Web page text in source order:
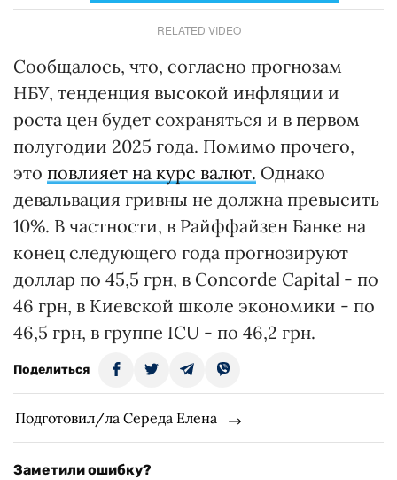
RELATED VIDEO
Сообщалось, что, согласно прогнозам
НБУ, тенденция высокой инфляции и
роста цен будет сохраняться и в первом
полугодии 2025 года. Помимо прочего,
это повлияет на курс валют. Однако
девальвация гривны не должна превысить
10%. В частности, в Райффайзен Банке на
конец следующего года прогнозируют
доллар по 45,5 грн, в Concorde Capital - по
46 грн, в Киевской школе экономики - по
46,5 грн, в группе ICU - по 46,2 грн.
Поделиться
Подготовил/ла Середа Елена
Заметили ошибку?